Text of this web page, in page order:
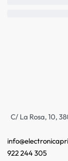
C/ La Rosa, 10,
922 244 305